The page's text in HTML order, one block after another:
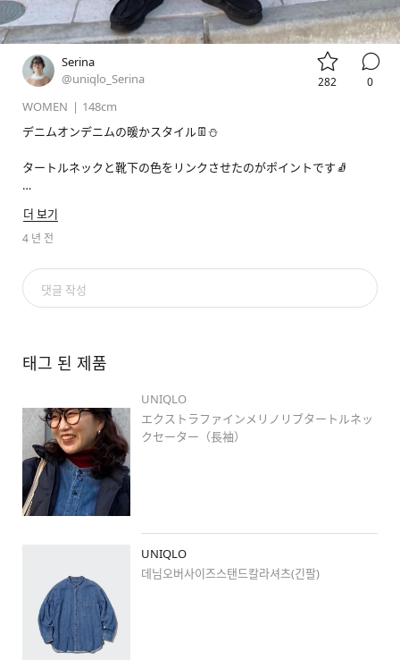
Serina
@uniqlo_Serina

282

0
WOMEN | 148cm
デニムオンデニムの暖かスタイル👖⛄️
タートルネックと靴下の色をリンクさせたのがポイントです🧦
#ウルトラライトダウンウェーブキルトジャケット
#デニムオーバーサイズスタンドカラーシャツ
#エクストラファインメリノリブタートルネックセーター
#stylehinthjk
#原宿ファッション
#シンプルコーデ
#プチプラコーデ
#weeklystylehint
#ユニクロ新作
#着回しコーデ
#ゆるコーデ
#レイヤード
#骨格ストレート
#低身長
#低身長コーデ
더 보기
4 년 전
댓글 작성
태그 된 제품
UNIQLO
エクストラファインメリノリブタートルネッ
クセーター（長袖）
UNIQLO
데님오버사이즈스탠드칼라셔츠(긴팔)